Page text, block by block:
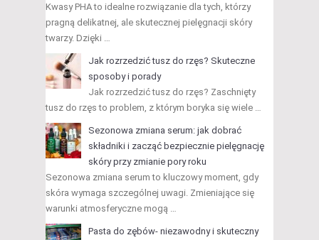
Kwasy PHA to idealne rozwiązanie dla tych, którzy
pragną delikatnej, ale skutecznej pielęgnacji skóry
twarzy. Dzięki …
Jak rozrzedzić tusz do rzęs? Skuteczne
sposoby i porady
Jak rozrzedzić tusz do rzęs? Zaschnięty
tusz do rzęs to problem, z którym boryka się wiele …
Sezonowa zmiana serum: jak dobrać
składniki i zacząć bezpiecznie pielęgnację
skóry przy zmianie pory roku
Sezonowa zmiana serum to kluczowy moment, gdy
skóra wymaga szczególnej uwagi. Zmieniające się
warunki atmosferyczne mogą …
Pasta do zębów- niezawodny i skuteczny